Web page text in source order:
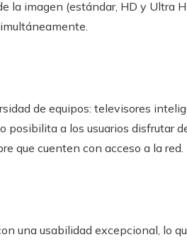
la imagen (estándar, HD y Ultra
de equipos: televisores
posibilita a los usuarios disfrutar
que cuenten con acceso a la red.
una usabilidad excepcional, lo